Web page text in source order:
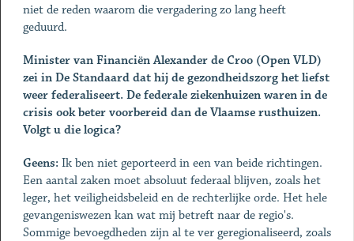
niet de reden waarom die vergadering zo lang heeft
geduurd.
Minister van Financiën Alexander de Croo (Open VLD)
zei in De Standaard dat hij de gezondheidszorg het liefst
weer federaliseert. De federale ziekenhuizen waren in de
crisis ook beter voorbereid dan de Vlaamse rusthuizen.
Volgt u die logica?
Geens: Ik ben niet geporteerd in een van beide richtingen.
Een aantal zaken moet absoluut federaal blijven, zoals het
leger, het veiligheidsbeleid en de rechterlijke orde. Het hele
gevangeniswezen kan wat mij betreft naar de regio's.
Sommige bevoegdheden zijn al te ver geregionaliseerd, zoals